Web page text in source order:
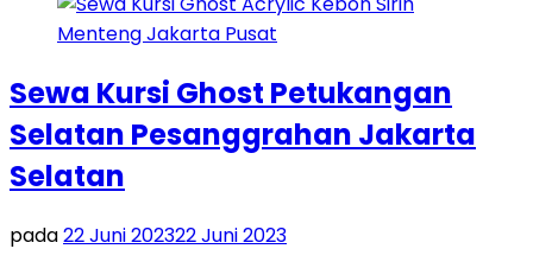
Sewa Kursi Ghost Petukangan
Selatan Pesanggrahan Jakarta
Selatan
pada22 Juni 202322 Juni 2023